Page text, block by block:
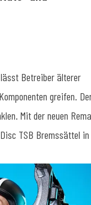
Betreiber älterer
greifen.
Mit der neuen
TSB Bremssättel in